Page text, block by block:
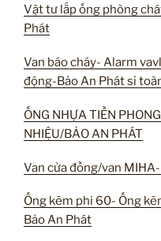
Vật tư lắp ống phòng
Phát
Van báo cháy- Alarm
động-Bảo An Phát sỉ
ỐNG NHỰA TIỀN
NHIỆU/BẢO AN PHÁT
Van cửa đồng/van
Ống kẽm phi 60- Ống
Bảo An Phát